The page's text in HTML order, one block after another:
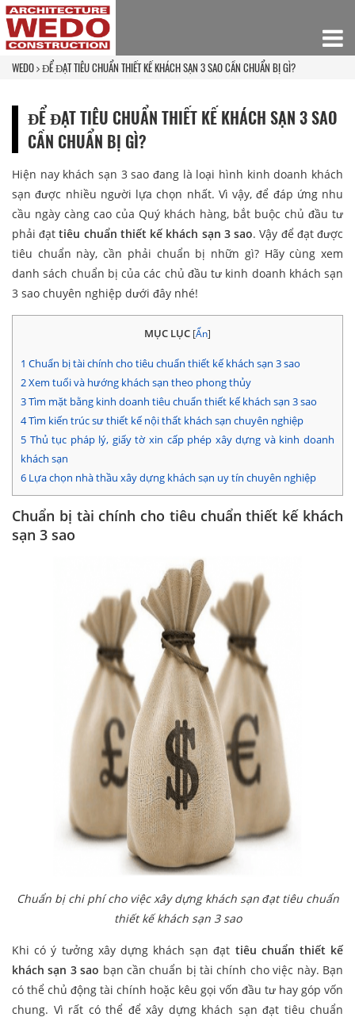
WEDO ĐỂ ĐẠT TIÊU CHUẨN THIẾT KẾ KHÁCH SẠN 3 SAO CẦN CHUẨN BỊ GÌ?
ĐỂ ĐẠT TIÊU CHUẨN THIẾT KẾ KHÁCH SẠN 3 SAO
CẦN CHUẨN BỊ GÌ?
Hiện nay khách sạn 3 sao đang là loại hình kinh doanh khách
sạn được nhiều người lựa chọn nhất. Vì vậy, để đáp ứng nhu
cầu ngày càng cao của Quý khách hàng, bắt buộc chủ đầu tư
phải đạttiêu chuẩn thiết kế khách sạn 3 sao. Vậy để đạt được
tiêu chuẩn này, cần phải chuẩn bị nhữn gì? Hãy cùng xem
danh sách chuẩn bị của các chủ đầu tư kinh doanh khách sạn
3 sao chuyên nghiệp dưới đây nhé!
MỤC LỤC [Ẩn]
1 Chuẩn bị tài chính cho tiêu chuẩn thiết kế khách sạn 3 sao
2Xem tuổi và hướng khách sạn theo phong thủy
3Tìm mặt bằng kinh doanh tiêu chuẩn thiết kế khách sạn 3 sao
4Tìm kiến trúc sư thiết kế nội thất khách sạn chuyên nghiệp
5 Thủ tục pháp lý, giấy tờ xin cấp phép xây dựng và kinh doanh
khách sạn
6 Lựa chọn nhà thầu xây dựng khách sạn uy tín chuyên nghiệp
Chuẩn bị tài chính cho tiêu chuẩn thiết kế khách
sạn 3 sao
Chuẩn bị chi phí cho việc xây dựng khách sạn đạt tiêu chuẩn
thiết kế khách sạn 3 sao
Khi có ý tưởng xây dựng khách sạn đạt tiêu chuẩn thiết kế
khách sạn 3 sao bạn cần chuẩn bị tài chính cho việc này. Bạn
có thể chủ động tài chính hoặc kêu gọi vốn đầu tư hay góp vốn
chung. Vì rất có thể để xây dựng khách sạn đạt tiêu chuẩn